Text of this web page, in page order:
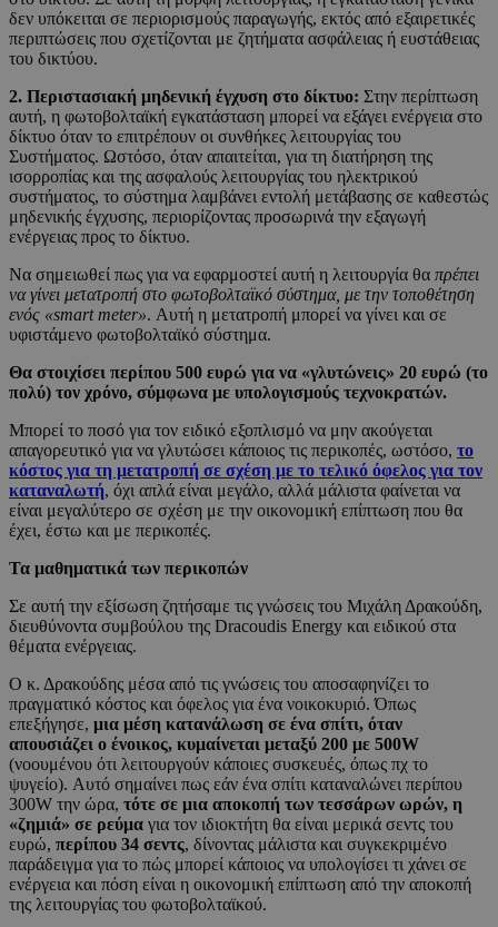
δεν υπόκειται σε περιορισμούς παραγωγής, εκτός από εξαιρετικές
περιπτώσεις που σχετίζονται με ζητήματα ασφάλειας ή ευστάθειας
του δικτύου.
2. Περιστασιακή μηδενική έγχυση στο δίκτυο: Στην περίπτωση
αυτή, η φωτοβολταϊκή εγκατάσταση μπορεί να εξάγει ενέργεια στο
δίκτυο όταν το επιτρέπουν οι συνθήκες λειτουργίας του
Συστήματος. Ωστόσο, όταν απαιτείται, για τη διατήρηση της
ισορροπίας και της ασφαλούς λειτουργίας του ηλεκτρικού
συστήματος, το σύστημα λαμβάνει εντολή μετάβασης σε καθεστώς
μηδενικής έγχυσης, περιορίζοντας προσωρινά την εξαγωγή
ενέργειας προς το δίκτυο.
Να σημειωθεί πως για να εφαρμοστεί αυτή η λειτουργία θα πρέπει
να γίνει μετατροπή στο φωτοβολταϊκό σύστημα, με την τοποθέτηση
ενός «smart meter». Αυτή η μετατροπή μπορεί να γίνει και σε
υφιστάμενο φωτοβολταϊκό σύστημα.
Θα στοιχίσει περίπου 500 ευρώ για να «γλυτώνεις» 20 ευρώ (το
πολύ) τον χρόνο, σύμφωνα με υπολογισμούς τεχνοκρατών.
Μπορεί το ποσό για τον ειδικό εξοπλισμό να μην ακούγεται
απαγορευτικό για να γλυτώσει κάποιος τις περικοπές, ωστόσο, το
κόστος για τη μετατροπή σε σχέση με το τελικό όφελος για τον
καταναλωτή, όχι απλά είναι μεγάλο, αλλά μάλιστα φαίνεται να
είναι μεγαλύτερο σε σχέση με την οικονομική επίπτωση που θα
έχει, έστω και με περικοπές.
Τα μαθηματικά των περικοπών
Σε αυτή την εξίσωση ζητήσαμε τις γνώσεις του Μιχάλη Δρακούδη,
διευθύνοντα συμβούλου της Dracoudis Energy και ειδικού στα
θέματα ενέργειας.
Ο κ. Δρακούδης μέσα από τις γνώσεις του αποσαφηνίζει το
πραγματικό κόστος και όφελος για ένα νοικοκυριό. Όπως
επεξήγησε, μια μέση κατανάλωση σε ένα σπίτι, όταν
απουσιάζει ο ένοικος, κυμαίνεται μεταξύ 200 με 500W
(νοουμένου ότι λειτουργούν κάποιες συσκευές, όπως πχ το
ψυγείο). Αυτό σημαίνει πως εάν ένα σπίτι καταναλώνει περίπου
300W την ώρα, τότε σε μια αποκοπή των τεσσάρων ωρών, η
«ζημιά» σε ρεύμα για τον ιδιοκτήτη θα είναι μερικά σεντς του
ευρώ, περίπου 34 σεντς, δίνοντας μάλιστα και συγκεκριμένο
παράδειγμα για το πώς μπορεί κάποιος να υπολογίσει τι χάνει σε
ενέργεια και πόση είναι η οικονομική επίπτωση από την αποκοπή
της λειτουργίας του φωτοβολταϊκού.